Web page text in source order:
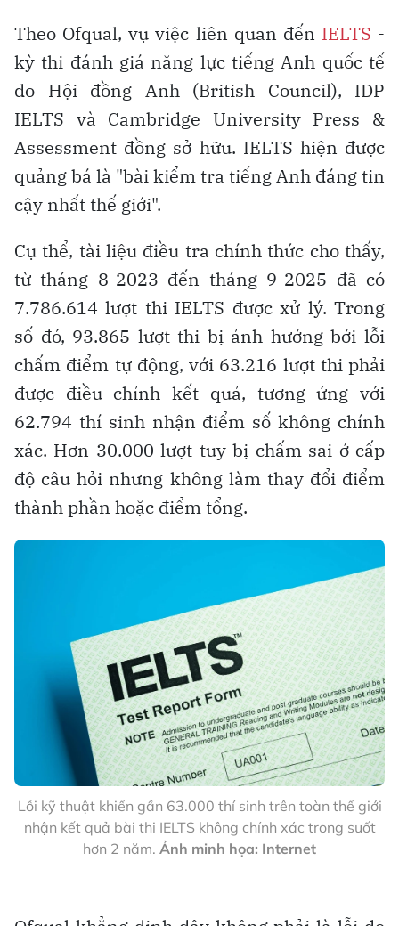
Theo Ofqual, vụ việc liên quan đến IELTS -
kỳ thi đánh giá năng lực tiếng Anh quốc tế
do Hội đồng Anh (British Council), IDP
IELTS và Cambridge University Press &
Assessment đồng sở hữu. IELTS hiện được
quảng bá là "bài kiểm tra tiếng Anh đáng tin
cậy nhất thế giới".
Cụ thể, tài liệu điều tra chính thức cho thấy,
từ tháng 8-2023 đến tháng 9-2025 đã có
7.786.614 lượt thi IELTS được xử lý. Trong
số đó, 93.865 lượt thi bị ảnh hưởng bởi lỗi
chấm điểm tự động, với 63.216 lượt thi phải
được điều chỉnh kết quả, tương ứng với
62.794 thí sinh nhận điểm số không chính
xác. Hơn 30.000 lượt tuy bị chấm sai ở cấp
độ câu hỏi nhưng không làm thay đổi điểm
thành phần hoặc điểm tổng.
Lỗi kỹ thuật khiến gần 63.000 thí sinh trên toàn thế giới
nhận kết quả bài thi IELTS không chính xác trong suốt
hơn 2 năm. Ảnh minh họa: Internet